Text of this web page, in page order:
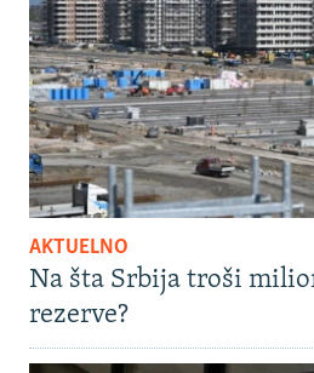
AKTUELNO
Na šta Srbija troši
rezerve?